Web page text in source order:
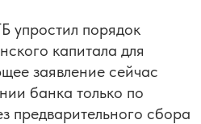
упростил порядок
капитала для
заявление сейчас
банка только по
сбора